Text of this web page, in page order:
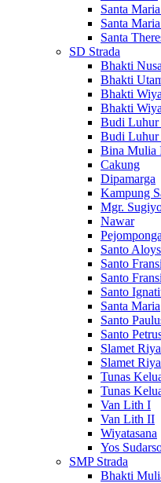
Santa
Santa
Santa
SD Strada
Bhakti Nusa
Bhakti
Bhakti
Bhakti
Budi
Budi
Bina Mulia
Cakung
Dipamarga
Kampung
Mgr.
Nawar
Santo
Santo
Santo
Santo
Santa Maria
Santo
Santo
Slamet
Slamet
Tunas
Tunas
Van Lith I
Van Lith II
Wiyatasana
Yos
SMP Strada
Bhakti